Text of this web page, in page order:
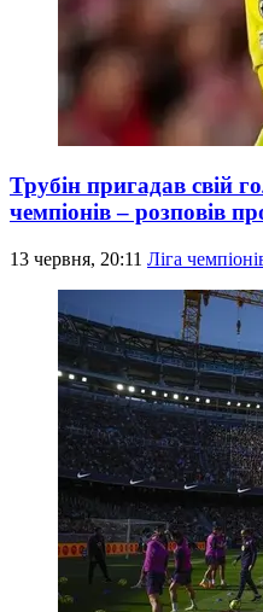
Трубін пригадав свій
чемпіонів – розповів
13 червня, 20:11 Ліга